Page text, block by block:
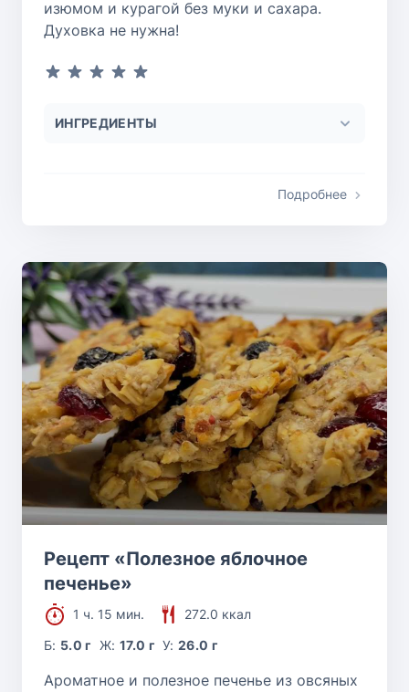
изюмом и курагой без муки и сахара.
Духовка не нужна!
ИНГРЕДИЕНТЫ
Подробнее
Рецепт «Полезное яблочное
печенье»
1 ч. 15 мин.
272.0 ккал
Б: 5.0 г Ж: 17.0 г У:26.0 г
Ароматное и полезное печенье из овсяных